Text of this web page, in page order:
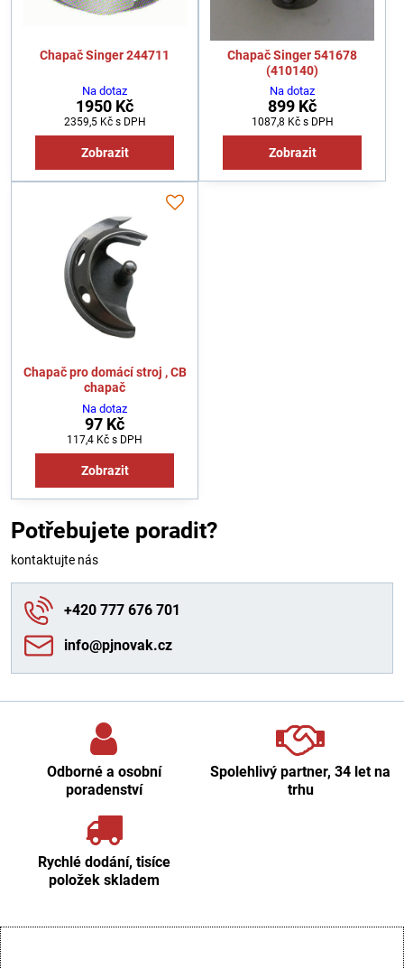
Chapač Singer 244711
Na dotaz
1950 Kč
2359,5 Kč s DPH
Zobrazit
Chapač Singer 541678
(410140)
Na dotaz
899 Kč
1087,8 Kč s DPH
Zobrazit
Chapač pro domácí stroj , CB
chapač
Na dotaz
97 Kč
117,4 Kč s DPH
Zobrazit
Potřebujete poradit?
kontaktujte nás
+420 777 676 701
info​@pjnovak​.cz
Odborné a osobní
poradenství
Spolehlivý partner, 34 let na
trhu
Rychlé dodání, tisíce
položek skladem